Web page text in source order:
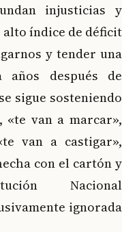
injusticias y
alto índice de déficit
y tender una
años después de
sigue sosteniendo
«te van a marcar»,
van a castigar»,
con el cartón y
Nacional
ignorada